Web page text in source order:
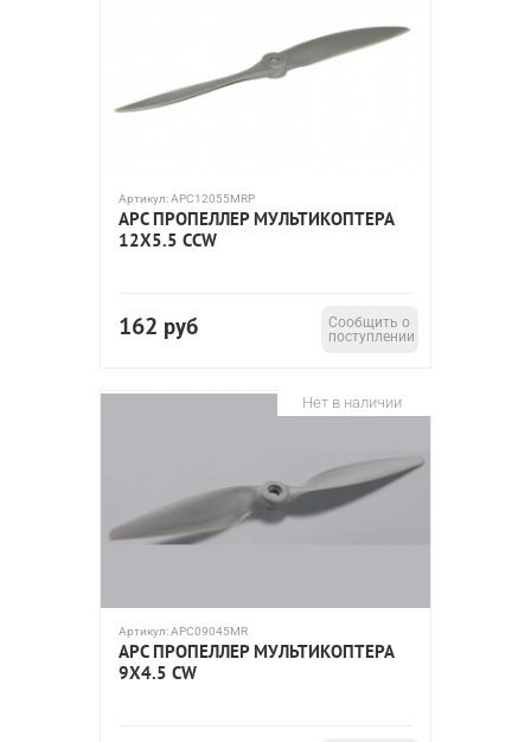
Артикул:APC12055MRP
APC ПРОПЕЛЛЕР МУЛЬТИКОПТЕРА
12X5.5 CCW
162 руб
Сообщить о
поступлении
Нет в наличии
Артикул:APC09045MR
APC ПРОПЕЛЛЕР МУЛЬТИКОПТЕРА
9X4.5 CW